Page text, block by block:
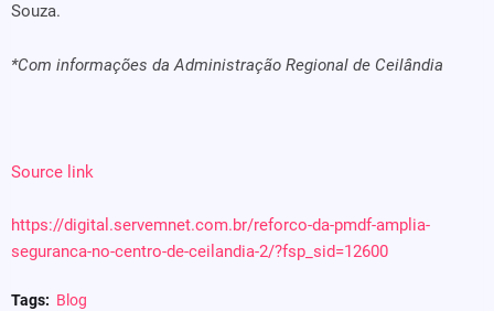
Souza.
*Com informações da Administração Regional de Ceilândia
Source link
https://digital.servemnet.com.br/reforco-da-pmdf-amplia-
seguranca-no-centro-de-ceilandia-2/?fsp_sid=12600
Tags: Blog